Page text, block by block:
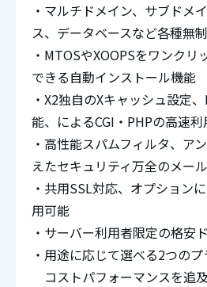
・マルチドメイン、サブドメ
ス、データベースなど各種無
・MTOSやXOOPSをワンクリ
できる自動インストール機能
・X2独自のXキャッシュ設定
能、によるCGI・PHPの高速利
・高性能スパムフィルタ、ア
えたセキュリティ万全のメー
・共用SSL対応、オプション
用可能
・サーバー利用者限定の格安
・用途に応じて選べる2つのプ
コストパフォーマンスを追